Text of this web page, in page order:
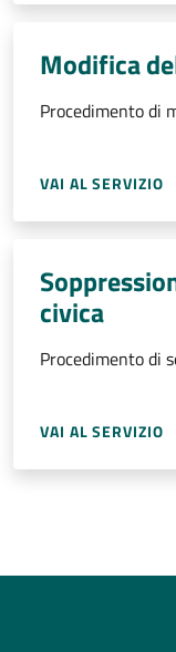
Modifica
Procedimento di
VAI AL SERVIZIO
civica
Procedimento di
VAI AL SERVIZIO